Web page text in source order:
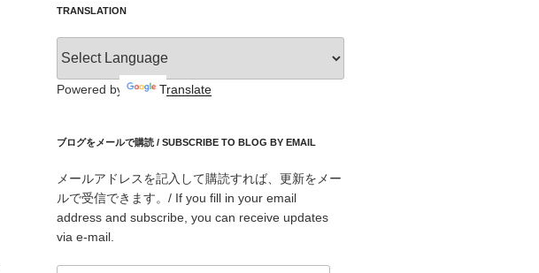
TRANSLATION
Powered by Translate
ブログをメールで購読 / SUBSCRIBE TO BLOG BY EMAIL
メールアドレスを記入して購読すれば、更新をメー
ルで受信できます。/ If you fill in your email
address and subscribe, you can receive updates
via e-mail.